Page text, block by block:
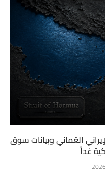
العُماني وبيانات سوق
غداً